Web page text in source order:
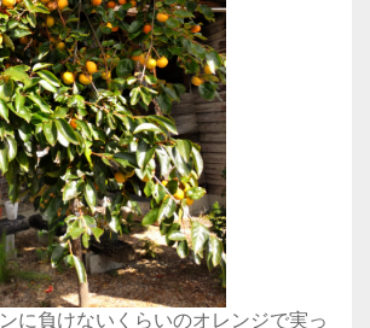
に負けないくらいのオレンジで実っ